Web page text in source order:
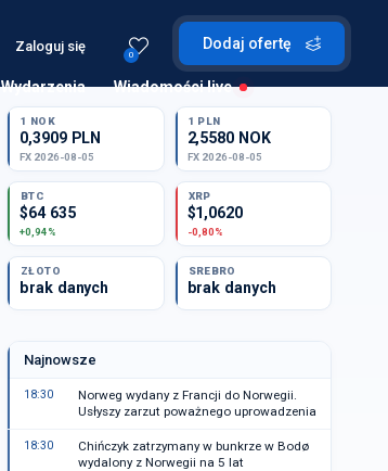
Dodaj ofertę
0
Zaloguj się
Wydarzenia Wiadomości live
1 NOK
0,3909 PLN
FX 2026-08-05
1 PLN
2,5580 NOK
FX 2026-08-05
BTC
$64 635
+0,94%
XRP
$1,0620
-0,80%
ZŁOTO
brak danych
SREBRO
brak danych
Najnowsze
18:30
Norweg wydany z Francji do Norwegii.
Usłyszy zarzut poważnego uprowadzenia
18:30
Chińczyk zatrzymany w bunkrze w Bodø
wydalony z Norwegii na 5 lat